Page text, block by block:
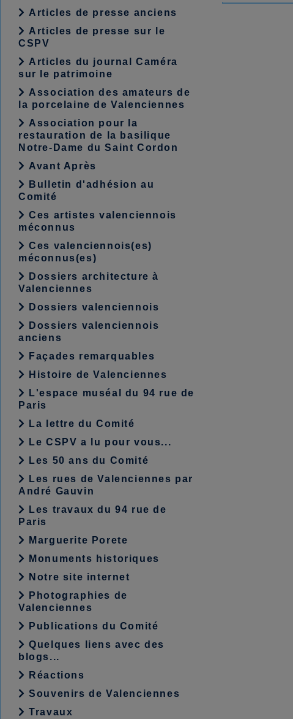
Articles de presse anciens
Articles de presse sur le
CSPV
Articles du journal Caméra
sur le patrimoine
Association des amateurs de
la porcelaine de Valenciennes
Association pour la
restauration de la basilique
Notre-Dame du Saint Cordon
Avant Après
Bulletin d'adhésion au
Comité
Ces artistes valenciennois
méconnus
Ces valenciennois(es)
méconnus(es)
Dossiers architecture à
Valenciennes
Dossiers valenciennois
Dossiers valenciennois
anciens
Façades remarquables
Histoire de Valenciennes
L'espace muséal du 94 rue de
Paris
La lettre du Comité
Le CSPV a lu pour vous...
Les 50 ans du Comité
Les rues de Valenciennes par
André Gauvin
Les travaux du 94 rue de
Paris
Marguerite Porete
Monuments historiques
Notre site internet
Photographies de
Valenciennes
Publications du Comité
Quelques liens avec des
blogs...
Réactions
Souvenirs de Valenciennes
Travaux